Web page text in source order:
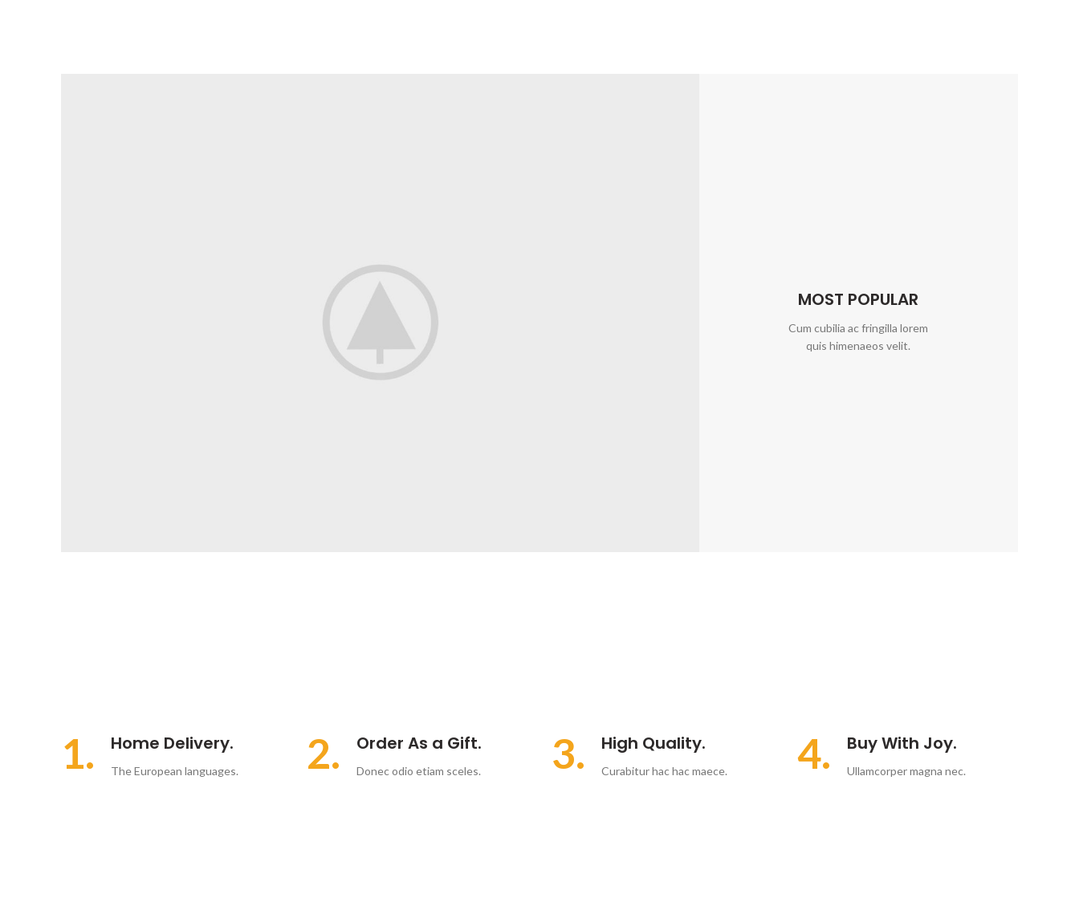
MOST POPULAR
Cum cubilia ac fringilla lorem
quis himenaeos velit.
1. Home Delivery.
The European languages. 2. Order As a Gift.
Donec odio etiam sceles. 3. High Quality.
Curabitur hac hac maece. 4. Buy With Joy.
Ullamcorper magna nec.